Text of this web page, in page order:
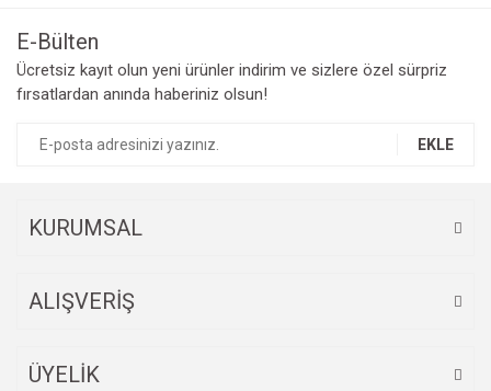
E-Bülten
Ücretsiz kayıt olun yeni ürünler indirim ve sizlere özel sürpriz
fırsatlardan anında haberiniz olsun!
EKLE
KURUMSAL
ALIŞVERİŞ
ÜYELİK